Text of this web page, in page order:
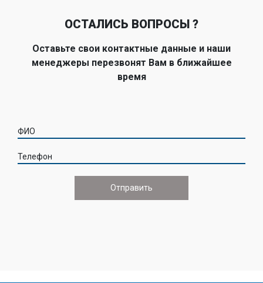
ОСТАЛИСЬ ВОПРОСЫ ?
Оставьте свои контактные данные и наши
менеджеры перезвонят Вам в ближайшее
время
ФИО
Телефон